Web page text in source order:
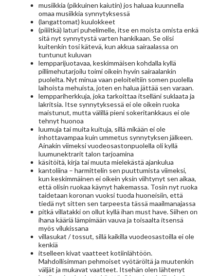
musiikkia (pikkuinen kaiutin) jos haluaa kuunnella
omaa musiikkia synnytyksessä
(langattomat) kuulokkeet
(piiiitkä) laturi puhelimelle, itse en moista omista enkä
sitä nyt synnytystä varten hankikaan. Se olisi
kuitenkin tosi kätevä, kun akkua sairaalassa on
tuntunut kuluvan
lempparijuotavaa, keskimmäisen kohdalla kyllä
pillimehutarjoilu toimi oikein hyvin sairaalankin
puolelta. Nyt minua vaan peloiteltiin somen puolella
laihoista mehuista, joten en halua jättää sen varaan.
lemppariherkkuja, joka tarkoittaa itselläni suklaata ja
lakritsia. Itse synnytyksessä ei ole oikein ruoka
maistunut, mutta välillä pieni sokeritankkaus ei ole
tehnyt huonoa
luumuja tai muita kuituja, sillä mikään ei ole
inhottavampaa kuin ummetus synnytyksen jälkeen.
Ainakin viimeksi vuodeosastonpuolella oli kyllä
luumunektrarit talon tarjoamina
käsitöitä, kirja tai muuta mielekästä ajankulua
kantoliina – harmittelin sen puuttumista viimeksi,
kun keskimmäinen ei oikein yksin viihtynyt sen aikaa,
että olisin ruokaa käynyt hakemassa. Tosin nyt ruoka
taidetaan koronan vuoksi tuoda huoneisiin, että
tiedä nyt sitten sen tarpeesta tässä maailmanajassa
pitkä villatakki on ollut kyllä ihan must have. Siihen on
ihana kääriä lämpimään vauva ja toisaalta itsensä
myös vilukissana
villasukat / tossut, sillä kaikilla vuodeosastoilla ei ole
kenkiä
itselleen kivat vaatteet kotiinlähtöön.
Mahdollisimman pehmoiset vyötäröltä ja muutenkin
väljät ja mukavat vaatteet. Itsehän olen lähtenyt